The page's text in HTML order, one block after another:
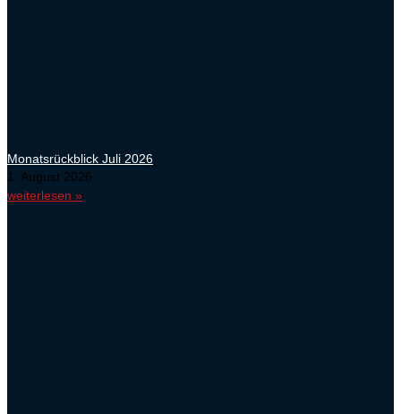
Monatsrückblick Juli 2026
1. August 2026
weiterlesen »